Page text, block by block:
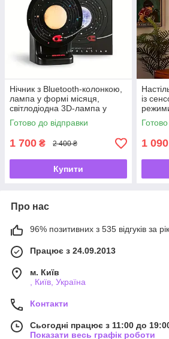
Нічник з Bluetooth-колонкою,
лампа у формі місяця,
світлодіодна 3D-лампа у
формі місяця з
регулюванням яскравості 7
кольорів
Готово до відправки
1 700 ₴ 2 400 ₴
Купити
із
1 090
Про нас
96% позитивних з 535 відгуків за рік
Працює з 24.09.2013
м. Київ
, Київ, Україна
Контакти
Сьогодні працює з 11:00 до
Показати весь графік роботи